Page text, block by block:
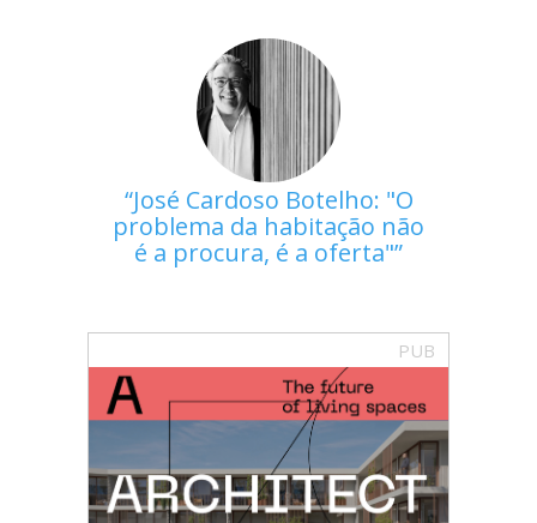
José Cardoso Botelho: "O
problema da habitação não
é a procura, é a oferta"
PUB